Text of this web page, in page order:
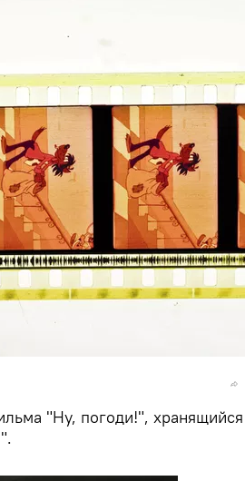
"Ну, погоди!", хранящийся